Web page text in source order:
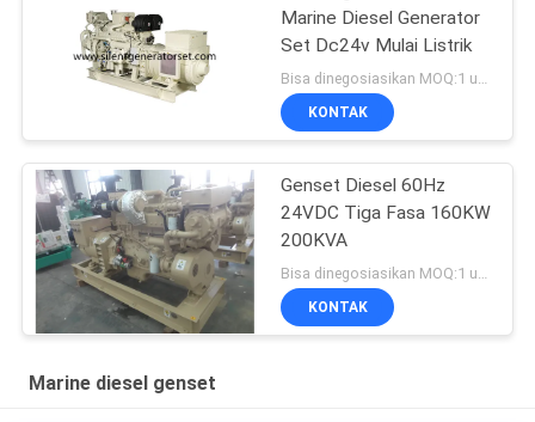
Marine Diesel Generator
Set Dc24v Mulai Listrik
KONTAK
Genset Diesel 60Hz
24VDC Tiga Fasa 160KW
200KVA
KONTAK
Marine diesel genset